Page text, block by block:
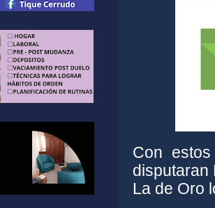
Con estos
disputaran
La de Oro